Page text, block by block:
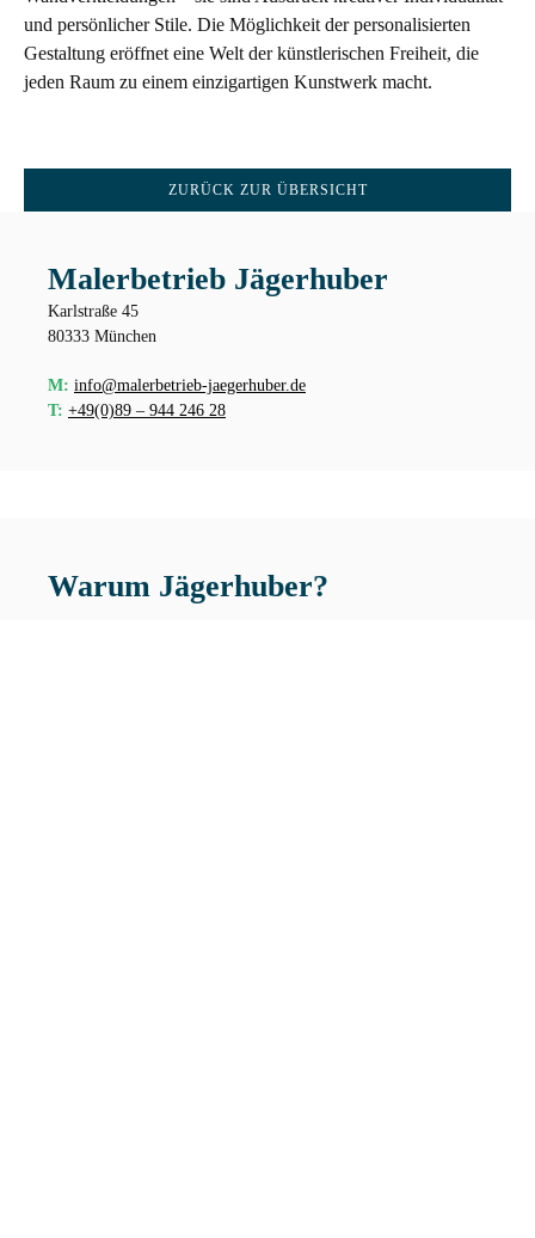
und persönlicher Stile. Die Möglichkeit der personalisierten
Gestaltung eröffnet eine Welt der künstlerischen Freiheit, die
jeden Raum zu einem einzigartigen Kunstwerk macht.
ZURÜCK ZUR ÜBERSICHT
Malerbetrieb Jägerhuber
Karlstraße 45
80333 München
M: info@malerbetrieb-jaegerhuber.de
T: +49(0)89 – 944 246 28
Warum Jägerhuber?